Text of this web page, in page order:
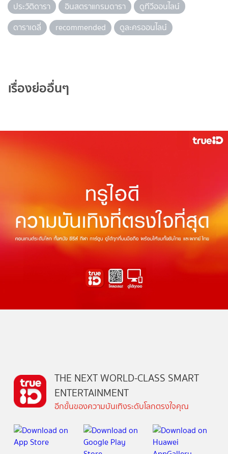
ประวัติดารา
อินสตราแกรมดารา
ดูทีวีออนไลน์
ดาราเดลี่
recommended ดูละครออนไลน์
เรื่องย่ออื่นๆ
THE NEXT WORLD-CLASS SMART
ENTERTAINMENT
อีกขั้นของความบันเทิงระดับโลกตรงใจคุณ